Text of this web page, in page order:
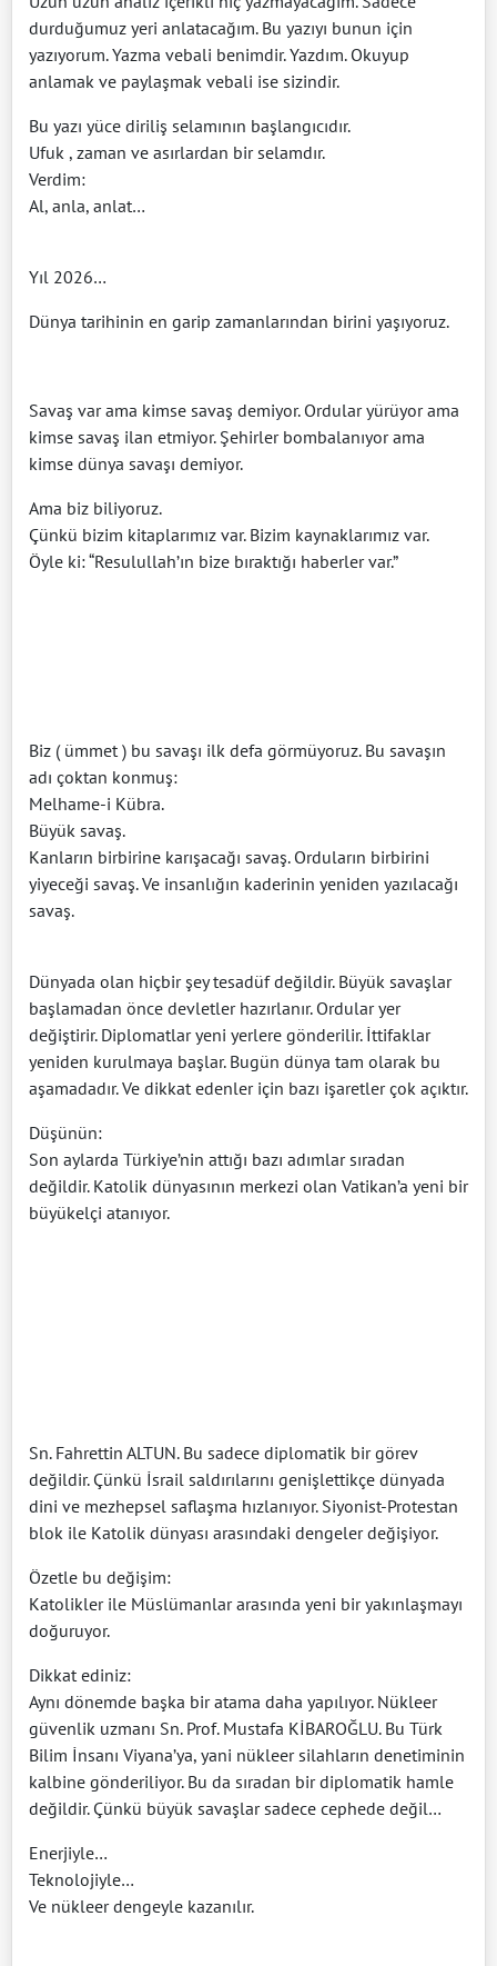
durduğumuz yeri anlatacağım. Bu yazıyı bunun için
yazıyorum. Yazma vebali benimdir. Yazdım. Okuyup
anlamak ve paylaşmak vebali ise sizindir.
Bu yazı yüce diriliş selamının başlangıcıdır.
Ufuk , zaman ve asırlardan bir selamdır.
Verdim:
Al, anla, anlat…
Yıl 2026…
Dünya tarihinin en garip zamanlarından birini yaşıyoruz.
Savaş var ama kimse savaş demiyor. Ordular yürüyor ama
kimse savaş ilan etmiyor. Şehirler bombalanıyor ama
kimse dünya savaşı demiyor.
Ama biz biliyoruz.
Çünkü bizim kitaplarımız var. Bizim kaynaklarımız var.
Öyle ki: “Resulullah’ın bize bıraktığı haberler var.”
Biz ( ümmet ) bu savaşı ilk defa görmüyoruz. Bu savaşın
adı çoktan konmuş:
Melhame-i Kübra.
Büyük savaş.
Kanların birbirine karışacağı savaş. Orduların birbirini
yiyeceği savaş. Ve insanlığın kaderinin yeniden yazılacağı
savaş.
Dünyada olan hiçbir şey tesadüf değildir. Büyük savaşlar
başlamadan önce devletler hazırlanır. Ordular yer
değiştirir. Diplomatlar yeni yerlere gönderilir. İttifaklar
yeniden kurulmaya başlar. Bugün dünya tam olarak bu
aşamadadır. Ve dikkat edenler için bazı işaretler çok açıktır.
Düşünün:
Son aylarda Türkiye’nin attığı bazı adımlar sıradan
değildir. Katolik dünyasının merkezi olan Vatikan’a yeni bir
büyükelçi atanıyor.
Sn. Fahrettin ALTUN. Bu sadece diplomatik bir görev
değildir. Çünkü İsrail saldırılarını genişlettikçe dünyada
dini ve mezhepsel saflaşma hızlanıyor. Siyonist-Protestan
blok ile Katolik dünyası arasındaki dengeler değişiyor.
Özetle bu değişim:
Katolikler ile Müslümanlar arasında yeni bir yakınlaşmayı
doğuruyor.
Dikkat ediniz:
Aynı dönemde başka bir atama daha yapılıyor. Nükleer
güvenlik uzmanı Sn. Prof. Mustafa KİBAROĞLU. Bu Türk
Bilim İnsanı Viyana’ya, yani nükleer silahların denetiminin
kalbine gönderiliyor. Bu da sıradan bir diplomatik hamle
değildir. Çünkü büyük savaşlar sadece cephede değil…
Enerjiyle…
Teknolojiyle…
Ve nükleer dengeyle kazanılır.